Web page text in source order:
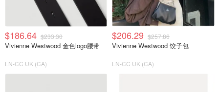
$186.64 $233.30
Vivienne Westwood 金色logo腰带
LN-CC UK (CA)
$206.29 $257.86
Vivienne Westwood 饺子包
LN-CC UK (CA)